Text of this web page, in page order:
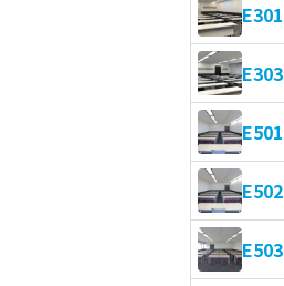
E301
E303
E501
E502
E503